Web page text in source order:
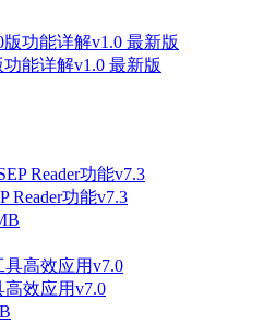
能详解v1.0 最新版
Reader功能v7.3
效应用v7.0